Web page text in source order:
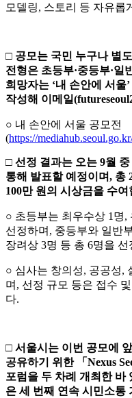
모델링, 스토리 등 자유롭
□ 공모는 국민 누구나 별
전형은 초등부·중등부·일
희망자는 ‘내 손안에 서울’
작성해 이메일(
○ 내 손안에 서울 공모전
(https://
□ 선정 결과는 오는 9월 중
통해 발표할 예정이며, 총
100만 원의 시상금을 수여
○ 초등부는 최우수상 1명,
선정하며, 중등부와 일반
장려상 3명 등 총 6명을
○ 심사는 창의성, 공공성,
며, 선정 규모 등은 접수
다.
□ 서울시는 이번 공모에
공유하기 위한
「 Nexus
포럼을 두 차례 개최한 바
은 세 번째 연속 시민소통